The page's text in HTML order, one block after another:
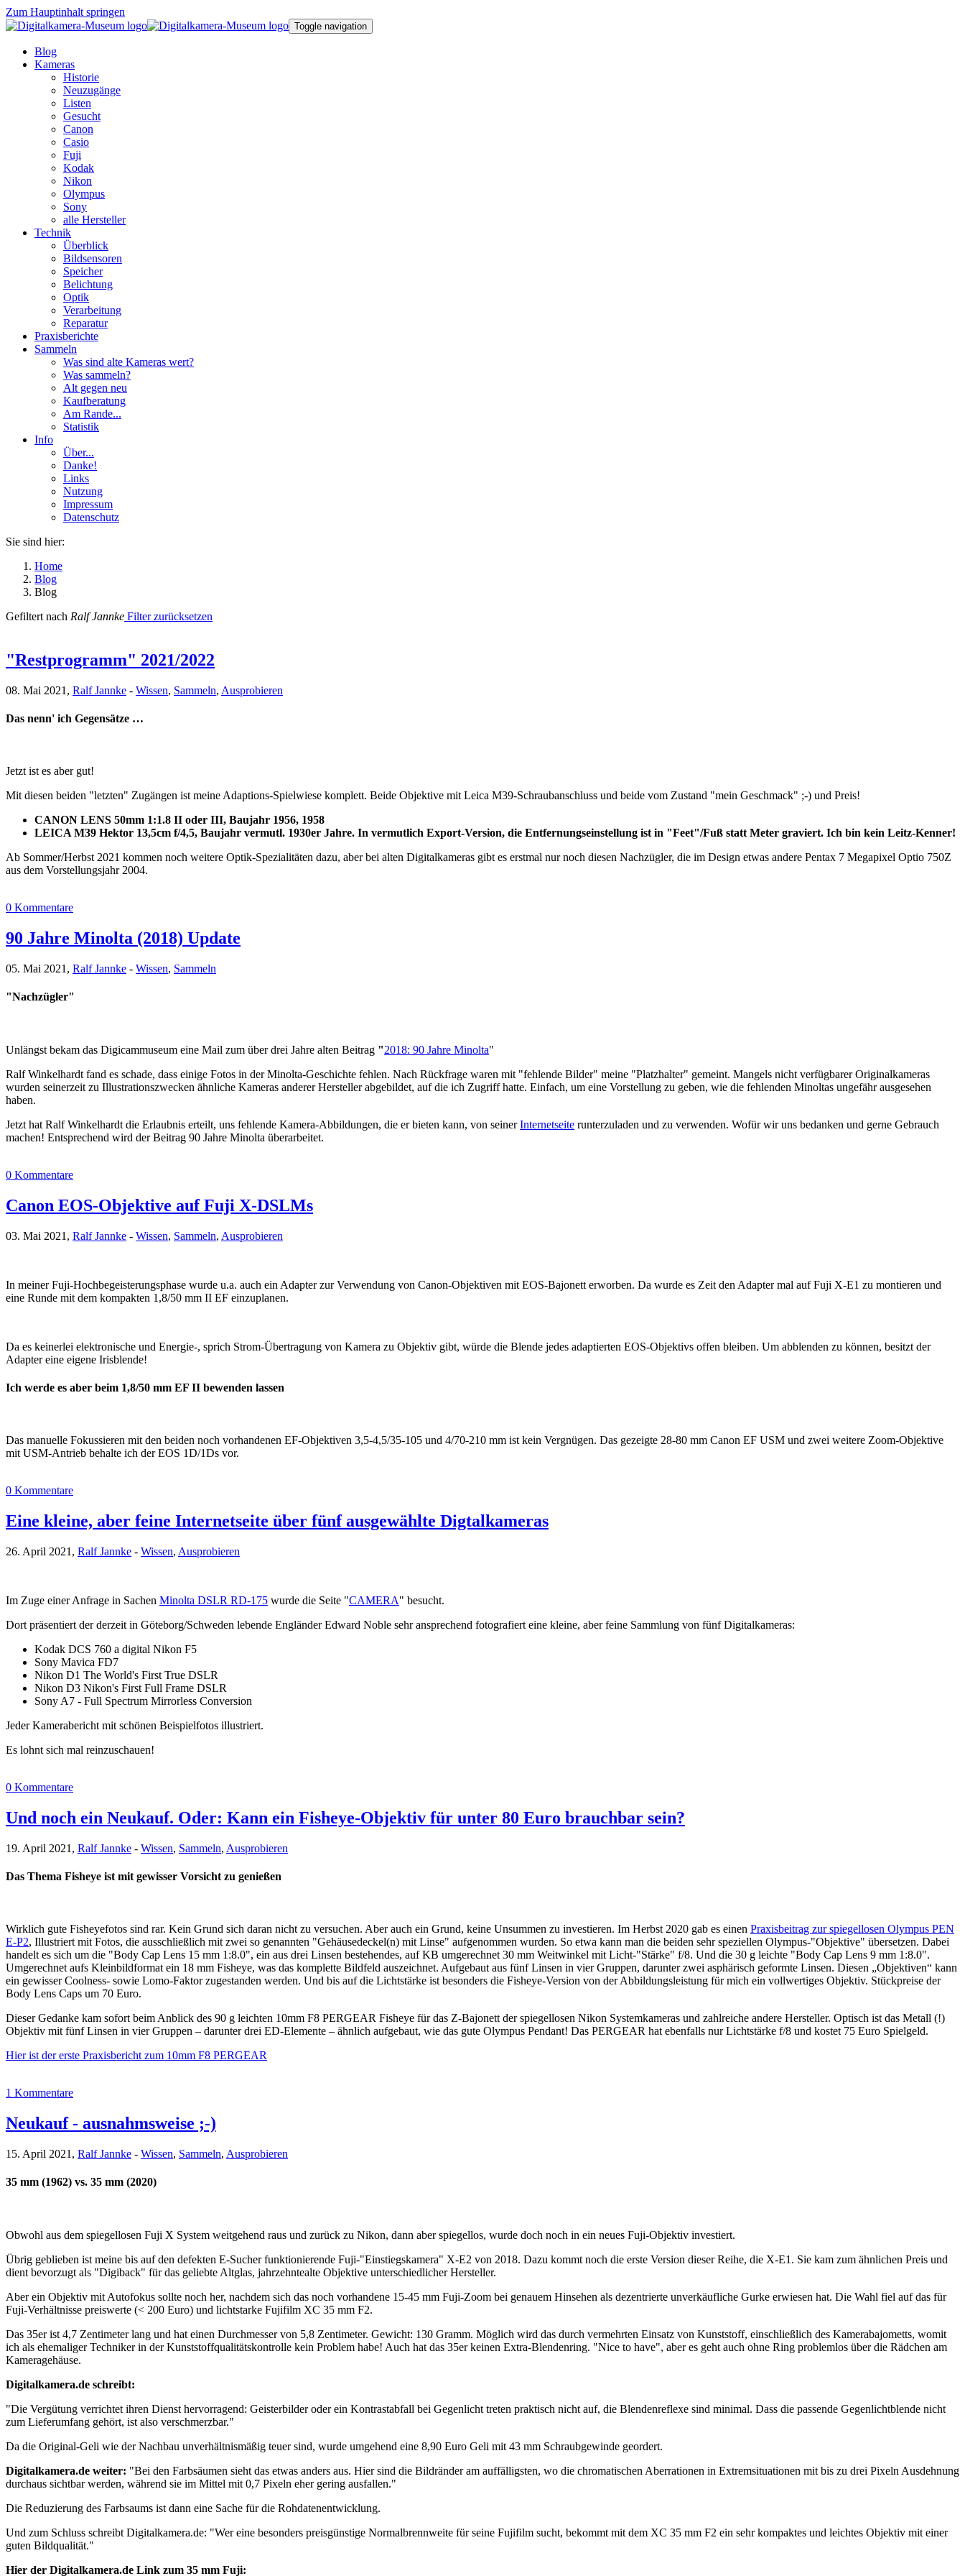
Zum Hauptinhalt springen
Toggle navigation
Blog
Kameras
Historie
Neuzugänge
Listen
Gesucht
Canon
Casio
Fuji
Kodak
Nikon
Olympus
Sony
alle Hersteller
Technik
Überblick
Bildsensoren
Speicher
Belichtung
Optik
Verarbeitung
Reparatur
Praxisberichte
Sammeln
Was sind alte Kameras wert?
Was sammeln?
Alt gegen neu
Kaufberatung
Am Rande...
Statistik
Info
Über...
Danke!
Links
Nutzung
Impressum
Datenschutz
Sie sind hier:
Home
Blog
Blog
Gefiltert nach Ralf Jannke Filter zurücksetzen
"Restprogramm" 2021/2022
08. Mai 2021, Ralf Jannke - Wissen, Sammeln, Ausprobieren
Das nenn' ich Gegensätze …
Jetzt ist es aber gut!
Mit diesen beiden "letzten" Zugängen ist meine Adaptions-Spielwiese komplett. Beide Objektive mit Leica M39-Schraubanschluss und beide vom Zustand "mein Geschmack" ;-) und Preis!
CANON LENS 50mm 1:1.8 II oder III, Baujahr 1956, 1958
LEICA M39 Hektor 13,5cm f/4,5, Baujahr vermutl. 1930er Jahre. In vermutlich Export-Version, die Entfernungseinstellung ist in "Feet"/Fuß statt Meter graviert. Ich bin kein Leitz-Kenner!
Ab Sommer/Herbst 2021 kommen noch weitere Optik-Spezialitäten dazu, aber bei alten Digitalkameras gibt es erstmal nur noch diesen Nachzügler, die im Design etwas andere Pentax 7 Megapixel Optio 750Z
aus dem Vorstellungsjahr 2004.
0 Kommentare
90 Jahre Minolta (2018) Update
05. Mai 2021, Ralf Jannke - Wissen, Sammeln
"Nachzügler"
Unlängst bekam das Digicammuseum eine Mail zum über drei Jahre alten Beitrag "2018: 90 Jahre Minolta"
Ralf Winkelhardt fand es schade, dass einige Fotos in der Minolta-Geschichte fehlen. Nach Rückfrage waren mit "fehlende Bilder" meine "Platzhalter" gemeint. Mangels nicht verfügbarer Originalkameras
wurden seinerzeit zu Illustrationszwecken ähnliche Kameras anderer Hersteller abgebildet, auf die ich Zugriff hatte. Einfach, um eine Vorstellung zu geben, wie die fehlenden Minoltas ungefähr ausgesehen
haben.
Jetzt hat Ralf Winkelhardt die Erlaubnis erteilt, uns fehlende Kamera-Abbildungen, die er bieten kann, von seinerInternetseite runterzuladen und zu verwenden. Wofür wir uns bedanken und gerne Gebrauch
machen! Entsprechend wird der Beitrag 90 Jahre Minolta überarbeitet.
0 Kommentare
Canon EOS-Objektive auf Fuji X-DSLMs
03. Mai 2021, Ralf Jannke - Wissen, Sammeln, Ausprobieren
In meiner Fuji-Hochbegeisterungsphase wurde u.a. auch ein Adapter zur Verwendung von Canon-Objektiven mit EOS-Bajonett erworben. Da wurde es Zeit den Adapter mal auf Fuji X-E1 zu montieren und
eine Runde mit dem kompakten 1,8/50 mm II EF einzuplanen.
Da es keinerlei elektronische und Energie-, sprich Strom-Übertragung von Kamera zu Objektiv gibt, würde die Blende jedes adaptierten EOS-Objektivs offen bleiben. Um abblenden zu können, besitzt der
Adapter eine eigene Irisblende!
Ich werde es aber beim 1,8/50 mm EF II bewenden lassen
Das manuelle Fokussieren mit den beiden noch vorhandenen EF-Objektiven 3,5-4,5/35-105 und 4/70-210 mm ist kein Vergnügen. Das gezeigte 28-80 mm Canon EF USM und zwei weitere Zoom-Objektive
mit USM-Antrieb behalte ich der EOS 1D/1Ds vor.
0 Kommentare
Eine kleine, aber feine Internetseite über fünf ausgewählte Digtalkameras
26. April 2021, Ralf Jannke - Wissen, Ausprobieren
Im Zuge einer Anfrage in Sachen Minolta DSLR RD-175 wurde die Seite "CAMERA" besucht.
Dort präsentiert der derzeit in Göteborg/Schweden lebende Engländer Edward Noble sehr ansprechend fotografiert eine kleine, aber feine Sammlung von fünf Digitalkameras:
Kodak DCS 760 a digital Nikon F5
Sony Mavica FD7
Nikon D1 The World's First True DSLR
Nikon D3 Nikon's First Full Frame DSLR
Sony A7 - Full Spectrum Mirrorless Conversion
Jeder Kamerabericht mit schönen Beispielfotos illustriert.
Es lohnt sich mal reinzuschauen!
0 Kommentare
Und noch ein Neukauf. Oder: Kann ein Fisheye-Objektiv für unter 80 Euro brauchbar sein?
19. April 2021, Ralf Jannke - Wissen, Sammeln, Ausprobieren
Das Thema Fisheye ist mit gewisser Vorsicht zu genießen
Wirklich gute Fisheyefotos sind rar. Kein Grund sich daran nicht zu versuchen. Aber auch ein Grund, keine Unsummen zu investieren. Im Herbst 2020 gab es einen Praxisbeitrag zur spiegellosen Olympus PEN
E-P2, Illustriert mit Fotos, die ausschließlich mit zwei so genannten "Gehäusedeckel(n) mit Linse" aufgenommen wurden. So etwa kann man die beiden sehr speziellen Olympus-"Objektive" übersetzen. Dabei
handelt es sich um die "Body Cap Lens 15 mm 1:8.0", ein aus drei Linsen bestehendes, auf KB umgerechnet 30 mm Weitwinkel mit Licht-"Stärke" f/8. Und die 30 g leichte "Body Cap Lens 9 mm 1:8.0".
Umgerechnet aufs Kleinbildformat ein 18 mm Fisheye, was das komplette Bildfeld auszeichnet. Aufgebaut aus fünf Linsen in vier Gruppen, darunter zwei asphärisch geformte Linsen. Diesen „Objektiven“ kann
ein gewisser Coolness- sowie Lomo-Faktor zugestanden werden. Und bis auf die Lichtstärke ist besonders die Fisheye-Version von der Abbildungsleistung für mich ein vollwertiges Objektiv. Stückpreise der
Body Lens Caps um 70 Euro.
Dieser Gedanke kam sofort beim Anblick des 90 g leichten 10mm F8 PERGEAR Fisheye für das Z-Bajonett der spiegellosen Nikon Systemkameras und zahlreiche andere Hersteller. Optisch ist das Metall (!)
Objektiv mit fünf Linsen in vier Gruppen – darunter drei ED-Elemente – ähnlich aufgebaut, wie das gute Olympus Pendant! Das PERGEAR hat ebenfalls nur Lichtstärke f/8 und kostet 75 Euro Spielgeld.
Hier ist der erste Praxisbericht zum 10mm F8 PERGEAR
1 Kommentare
Neukauf - ausnahmsweise ;-)
15. April 2021, Ralf Jannke - Wissen, Sammeln, Ausprobieren
35 mm (1962) vs. 35 mm (2020)
Obwohl aus dem spiegellosen Fuji X System weitgehend raus und zurück zu Nikon, dann aber spiegellos, wurde doch noch in ein neues Fuji-Objektiv investiert.
Übrig geblieben ist meine bis auf den defekten E-Sucher funktionierende Fuji-"Einstiegskamera" X-E2 von 2018. Dazu kommt noch die erste Version dieser Reihe, die X-E1. Sie kam zum ähnlichen Preis und
dient bevorzugt als "Digiback" für das geliebte Altglas, jahrzehntealte Objektive unterschiedlicher Hersteller.
Aber ein Objektiv mit Autofokus sollte noch her, nachdem sich das noch vorhandene 15-45 mm Fuji-Zoom bei genauem Hinsehen als dezentrierte unverkäufliche Gurke erwiesen hat. Die Wahl fiel auf das für
Fuji-Verhältnisse preiswerte (< 200 Euro) und lichtstarke Fujifilm XC 35 mm F2.
Das 35er ist 4,7 Zentimeter lang und hat einen Durchmesser von 5,8 Zentimeter. Gewicht: 130 Gramm. Möglich wird das durch vermehrten Einsatz von Kunststoff, einschließlich des Kamerabajometts, womit
ich als ehemaliger Techniker in der Kunststoffqualitätskontrolle kein Problem habe! Auch hat das 35er keinen Extra-Blendenring. "Nice to have", aber es geht auch ohne Ring problemlos über die Rädchen am
Kameragehäuse.
Digitalkamera.de schreibt:
"Die Vergütung verrichtet ihren Dienst hervorragend: Geisterbilder oder ein Kontrastabfall bei Gegenlicht treten praktisch nicht auf, die Blendenreflexe sind minimal. Dass die passende Gegenlichtblende nicht
zum Lieferumfang gehört, ist also verschmerzbar."
Da die Original-Geli wie der Nachbau unverhältnismäßig teuer sind, wurde umgehend eine 8,90 Euro Geli mit 43 mm Schraubgewinde geordert.
Digitalkamera.de weiter: "Bei den Farbsäumen sieht das etwas anders aus. Hier sind die Bildränder am auffälligsten, wo die chromatischen Aberrationen in Extremsituationen mit bis zu drei Pixeln Ausdehnung
durchaus sichtbar werden, während sie im Mittel mit 0,7 Pixeln eher gering ausfallen."
Die Reduzierung des Farbsaums ist dann eine Sache für die Rohdatenentwicklung.
Und zum Schluss schreibt Digitalkamera.de: "Wer eine besonders preisgünstige Normalbrennweite für seine Fujifilm sucht, bekommt mit dem XC 35 mm F2 ein sehr kompaktes und leichtes Objektiv mit einer
guten Bildqualität."
Hier der Digitalkamera.de Link zum 35 mm Fuji: